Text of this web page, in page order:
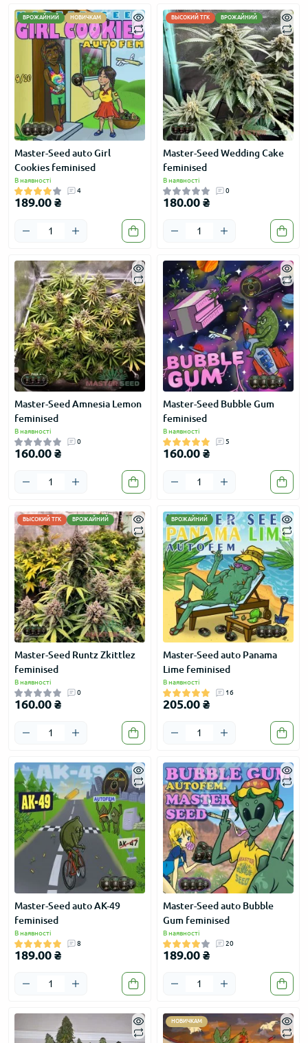
ВРОЖАЙНИЙ НОВИЧКАМ
Master-Seed auto Girl
Cookies feminised
В наявності
4
189.00 ₴
ВЫСОКИЙ ТГК ВРОЖАЙНИЙ
Master-Seed Wedding Cake
feminised
В наявності
0
180.00 ₴
Master-Seed Amnesia Lemon
feminised
В наявності
0
160.00 ₴
Master-Seed Bubble Gum
feminised
В наявності
5
160.00 ₴
ВЫСОКИЙ ТГК ВРОЖАЙНИЙ
Master-Seed Runtz Zkittlez
feminised
В наявності
0
160.00 ₴
ВРОЖАЙНИЙ
Master-Seed auto Panama
Lime feminised
В наявності
16
205.00 ₴
Master-Seed auto АК-49
feminised
В наявності
8
189.00 ₴
Master-Seed auto Bubble
Gum feminised
В наявності
20
189.00 ₴
НОВИЧКАМ